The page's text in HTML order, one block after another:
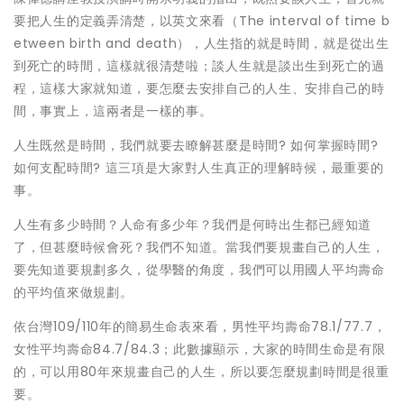
要把人生的定義弄清楚，以英文來看（The interval of time b
etween birth and death），人生指的就是時間，就是從出生
到死亡的時間，這樣就很清楚啦；談人生就是談出生到死亡的過
程，這樣大家就知道，要怎麼去安排自己的人生、安排自己的時
間，事實上，這兩者是一樣的事。
人生既然是時間，我們就要去瞭解甚麼是時間? 如何掌握時間?
如何支配時間? 這三項是大家對人生真正的理解時候，最重要的
事。
人生有多少時間？人命有多少年？我們是何時出生都已經知道
了，但甚麼時候會死？我們不知道。當我們要規畫自己的人生，
要先知道要規劃多久，從學醫的角度，我們可以用國人平均壽命
的平均值來做規劃。
依台灣109/110年的簡易生命表來看，男性平均壽命78.1/77.7，
女性平均壽命84.7/84.3；此數據顯示，大家的時間生命是有限
的，可以用80年來規畫自己的人生，所以要怎麼規劃時間是很重
要。